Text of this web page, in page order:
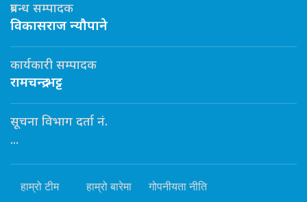
प्रबन्ध सम्पादक
विकासराज न्यौपाने
कार्यकारी सम्पादक
रामचन्द्र भट्ट
सूचना विभाग दर्ता नं.
...
हाम्रो टीम हाम्रो बारेमा गोपनीयता नीति